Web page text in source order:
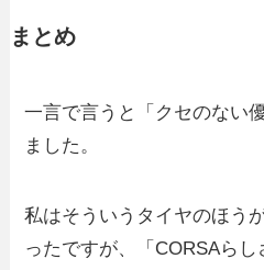
まとめ
一言で言うと「クセのない
ました。
私はそういうタイヤのほう
ったですが、「CORSAら